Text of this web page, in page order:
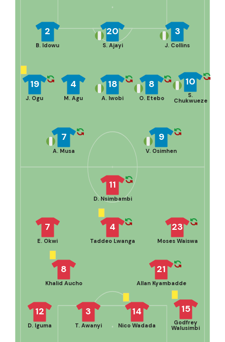
3
J. Collins
20
S. Ajayi
2
B. Idowu
10
S.
Chukwueze
8
O. Etebo
18
A. Iwobi
4
M. Agu
19
J. Ogu
9
V. Osimhen
7
A. Musa
12
D. Iguma
3
T. Awanyi
14
Nico Wadada
15
Godfrey
Walusimbi
8
Khalid Aucho
21
Allan Kyambadde
7
E. Okwi
4
Taddeo Lwanga
23
Moses Waiswa
11
D. Nsimbambi